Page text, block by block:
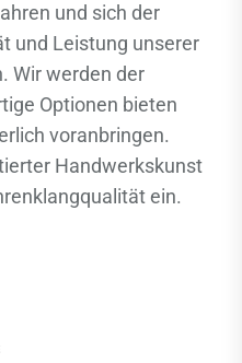
und sich der
und Leistung unserer
Wir werden der
Optionen bieten
voranbringen.
Handwerkskunst
ein.